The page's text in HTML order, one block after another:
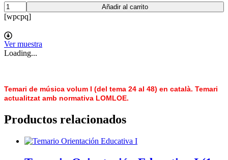
Temari
Música
secundària
II
(en
català)
cantidad
Añadir al carrito
[wpcpq]
Ver muestra
Loading...
Temari de música volum I (del tema 24 al 48) en català. Temari
actualitzat amb normativa LOMLOE.
Productos relacionados